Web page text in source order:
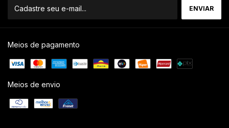
Meios de pagamento
Meios de envio